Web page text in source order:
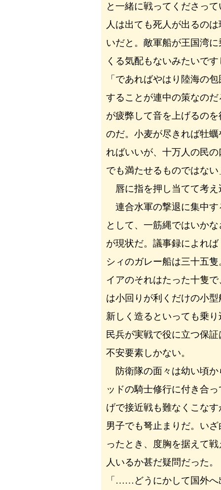
と一緒に戦ってくださっ
人は出ても死人が出るの
いだと。敵軍船が王国湾
くる気配もないみたいで
「であればやはり陸海の
することが連中の策なの
が疲弊して音を上げるの
のだ。小麦が尽きれば牡
ればいいが、十万人の民
でも満たせるものではない
唇に指を押し当てて考え
連合水軍の撃退に集中す
として、一筋縄ではいか
が現状だ。議事録によれ
シィのガレー船は三十五
イアのそれはたった十隻
は小回りが利くだけの小
新しく造るといっても乗
民兵が実戦で役に立つ保
不安要素しかない。
防衛隊の面々は幼い頃か
ッドの騎士修行に付き合
げで接近戦も難なくこな
男子でも弩止まりだ。い
ったとき、度胸を据えて
人いるか甚だ疑問だった。
「……どうにかして国外へ